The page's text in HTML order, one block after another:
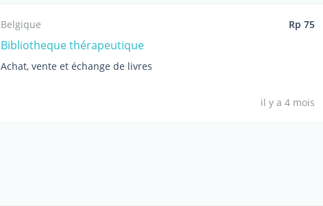
Belgique Rp 75
Bibliotheque thérapeutique
Achat, vente et échange de livres
il y a 4 mois